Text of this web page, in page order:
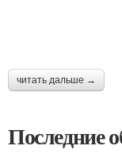
читать дальше →
Последние